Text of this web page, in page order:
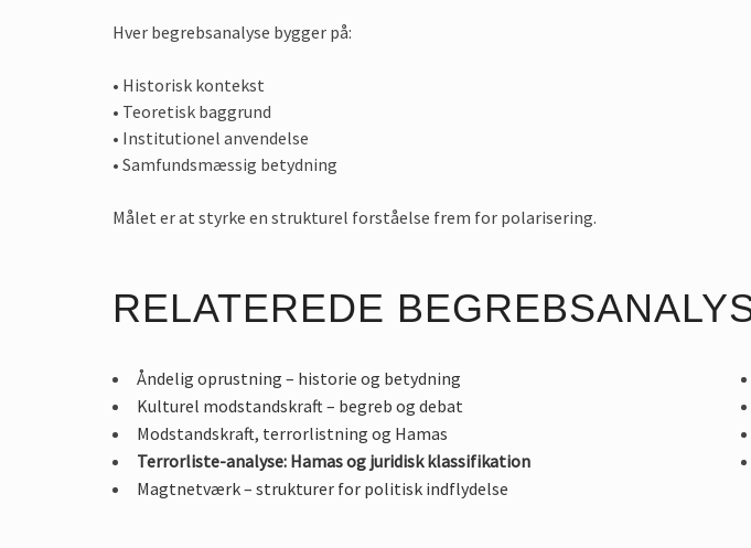
Hver begrebsanalyse bygger på:
• Historisk kontekst
• Teoretisk baggrund
• Institutionel anvendelse
• Samfundsmæssig betydning
Målet er at styrke en strukturel forståelse frem for polarisering.
RELATEREDE
Åndelig oprustning – historie og betydning
Kulturel modstandskraft – begreb og debat
Modstandskraft, terrorlistning og Hamas
Terrorliste-analyse: Hamas og juridisk klassifikation
Magtnetværk – strukturer for politisk indflydelse